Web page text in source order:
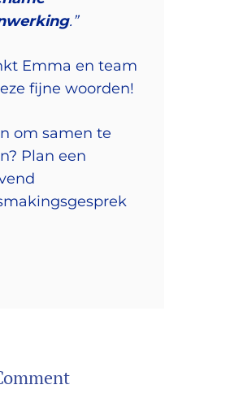
.”
Emma en team
fijne woorden!
om samen te
Plan een